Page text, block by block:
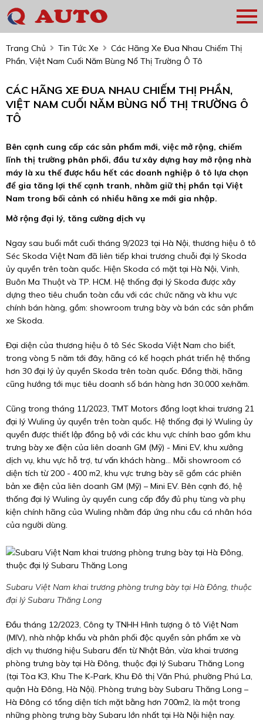
Trang Chủ Tin Tức Xe
Các Hãng Xe Đua Nhau Chiếm Thị
Phần, Việt Nam Cuối Năm Bùng Nổ Thị Trường Ô Tô
CÁC HÃNG XE ĐUA NHAU CHIẾM THỊ PHẦN,
VIỆT NAM CUỐI NĂM BÙNG NỔ THỊ TRƯỜNG Ô
TÔ
Bên cạnh cung cấp các sản phẩm mới, việc mở rộng, chiếm
lĩnh thị trường phân phối, đầu tư xây dựng hay mở rộng nhà
máy là xu thế được hầu hết các doanh nghiệp ô tô lựa chọn
để gia tăng lợi thế cạnh tranh, nhằm giữ thị phần tại Việt
Nam trong bối cảnh có nhiều hãng xe mới gia nhập.
Mở rộng đại lý, tăng cường dịch vụ
Ngay sau buổi mắt cuối tháng 9/2023 tại Hà Nội, thương hiệu ô tô
Séc Skoda Việt Nam đã liên tiếp khai trương chuỗi đại lý Skoda
ủy quyền trên toàn quốc. Hiện Skoda có mặt tại Hà Nội, Vinh,
Buôn Ma Thuột và TP. HCM. Hệ thống đại lý Skoda được xây
dựng theo tiêu chuẩn toàn cầu với các chức năng và khu vực
chính bán hàng, gồm: showroom trưng bày và bán các sản phẩm
xe Skoda.
Đại diện của thương hiệu ô tô Séc Skoda Việt Nam cho biết,
trong vòng 5 năm tới đây, hãng có kế hoạch phát triển hệ thống
hơn 30 đại lý ủy quyền Skoda trên toàn quốc. Đồng thời, hãng
cũng hướng tới mục tiêu doanh số bán hàng hơn 30.000 xe/năm.
Cũng trong tháng 11/2023, TMT Motors đồng loạt khai trương 21
đại lý Wuling ủy quyền trên toàn quốc. Hệ thống đại lý Wuling ủy
quyền được thiết lập đồng bộ với các khu vực chính bao gồm khu
trưng bày xe điện của liên doanh GM (Mỹ) - Mini EV, khu xưởng
dịch vụ, khu vực hỗ trợ, tư vấn khách hàng… Mỗi showroom có
diện tích từ 200 - 400 m2, khu vực trưng bày sẽ gồm các phiên
bản xe điện của liên doanh GM (Mỹ) – Mini EV. Bên cạnh đó, hệ
thống đại lý Wuling ủy quyền cung cấp đầy đủ phụ tùng và phụ
kiện chính hãng của Wuling nhằm đáp ứng nhu cầu cá nhân hóa
của người dùng.
Subaru Việt Nam khai trương phòng trưng bày tại Hà Đông, thuộc
đại lý Subaru Thăng Long
Đầu tháng 12/2023, Công ty TNHH Hình tượng ô tô Việt Nam
(MIV), nhà nhập khẩu và phân phối độc quyền sản phẩm xe và
dịch vụ thương hiệu Subaru đến từ Nhật Bản, vừa khai trương
phòng trưng bày tại Hà Đông, thuộc đại lý Subaru Thăng Long
(tại Tòa K3, Khu The K-Park, Khu Đô thị Văn Phú, phường Phú La,
quận Hà Đông, Hà Nội). Phòng trưng bày Subaru Thăng Long –
Hà Đông có tổng diện tích mặt bằng hơn 700m2, là một trong
những phòng trưng bày Subaru lớn nhất tại Hà Nội hiện nay.